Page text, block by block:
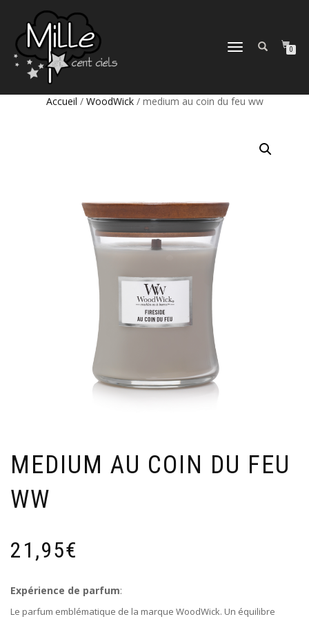
DÉPLIER
0
Accueil / WoodWick/ medium au coin du feu ww
MEDIUM AU COIN DU FEU
WW
21,95€
Expérience de parfum:
Le parfum emblématique de la marque WoodWick. Un équilibre